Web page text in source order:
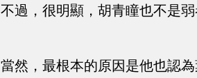
不過，很明顯，胡青瞳也不是
當然，最根本的原因是他也認